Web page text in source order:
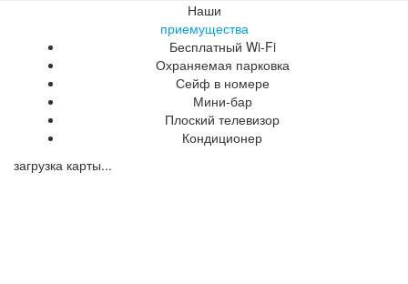
Наши
приемущества
Бесплатный Wi-Fi
Охраняемая парковка
Сейф в номере
Мини-бар
Плоский телевизор
Кондиционер
загрузка карты...